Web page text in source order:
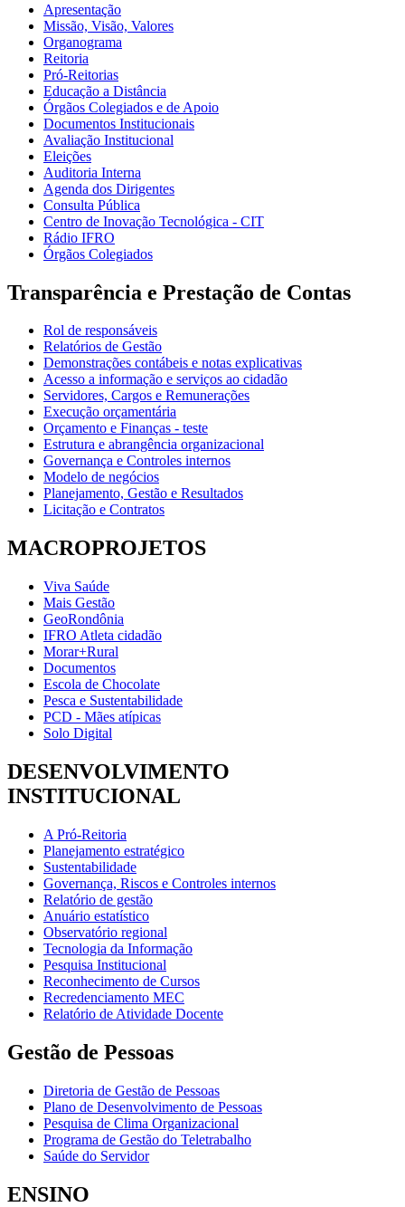
Apresentação
Missão, Visão, Valores
Organograma
Reitoria
Pró-Reitorias
Educação a Distância
Órgãos Colegiados e de Apoio
Documentos Institucionais
Avaliação Institucional
Eleições
Auditoria Interna
Agenda dos Dirigentes
Consulta Pública
Centro de Inovação Tecnológica - CIT
Rádio IFRO
Órgãos Colegiados
Transparência e Prestação de Contas
Rol de responsáveis
Relatórios de Gestão
Demonstrações contábeis e notas explicativas
Acesso a informação e serviços ao cidadão
Servidores, Cargos e Remunerações
Execução orçamentária
Orçamento e Finanças - teste
Estrutura e abrangência organizacional
Governança e Controles internos
Modelo de negócios
Planejamento, Gestão e Resultados
Licitação e Contratos
MACROPROJETOS
Viva Saúde
Mais Gestão
GeoRondônia
IFRO Atleta cidadão
Morar+Rural
Documentos
Escola de Chocolate
Pesca e Sustentabilidade
PCD - Mães atípicas
Solo Digital
DESENVOLVIMENTO
INSTITUCIONAL
A Pró-Reitoria
Planejamento estratégico
Sustentabilidade
Governança, Riscos e Controles internos
Relatório de gestão
Anuário estatístico
Observatório regional
Tecnologia da Informação
Pesquisa Institucional
Reconhecimento de Cursos
Recredenciamento MEC
Relatório de Atividade Docente
Gestão de Pessoas
Diretoria de Gestão de Pessoas
Plano de Desenvolvimento de Pessoas
Pesquisa de Clima Organizacional
Programa de Gestão do Teletrabalho
Saúde do Servidor
ENSINO